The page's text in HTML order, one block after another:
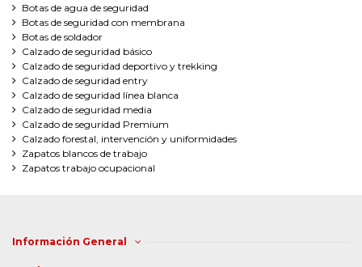
Botas de agua de seguridad
Botas de seguridad con membrana
Botas de soldador
Calzado de seguridad básico
Calzado de seguridad deportivo y trekking
Calzado de seguridad entry
Calzado de seguridad línea blanca
Calzado de seguridad media
Calzado de seguridad Premium
Calzado forestal, intervención y uniformidades
Zapatos blancos de trabajo
Zapatos trabajo ocupacional
Información General